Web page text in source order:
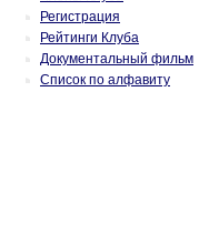
Регистрация
Рейтинги Клуба
Документальный фильм
Список по алфавиту